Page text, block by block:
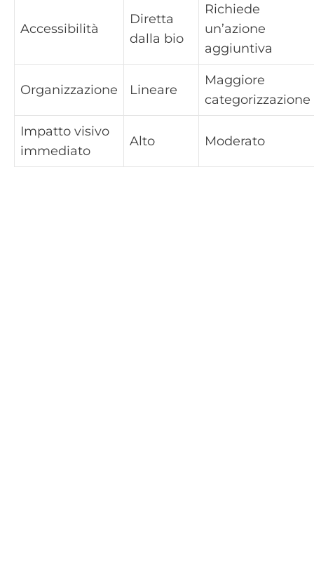
Accessibilità
Diretta
dalla bio
Richiede
un’azione
aggiuntiva
Organizzazione Lineare
Maggiore
categorizzazione
Impatto visivo
immediato
Alto Moderato